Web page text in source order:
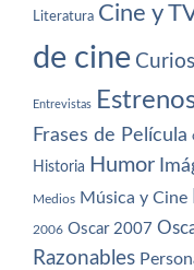
Literatura Cine y
de cine
Entrevistas
Frases de Película
Historia Humor
Medios Música y Cine
2006 Oscar 2007
Razonables